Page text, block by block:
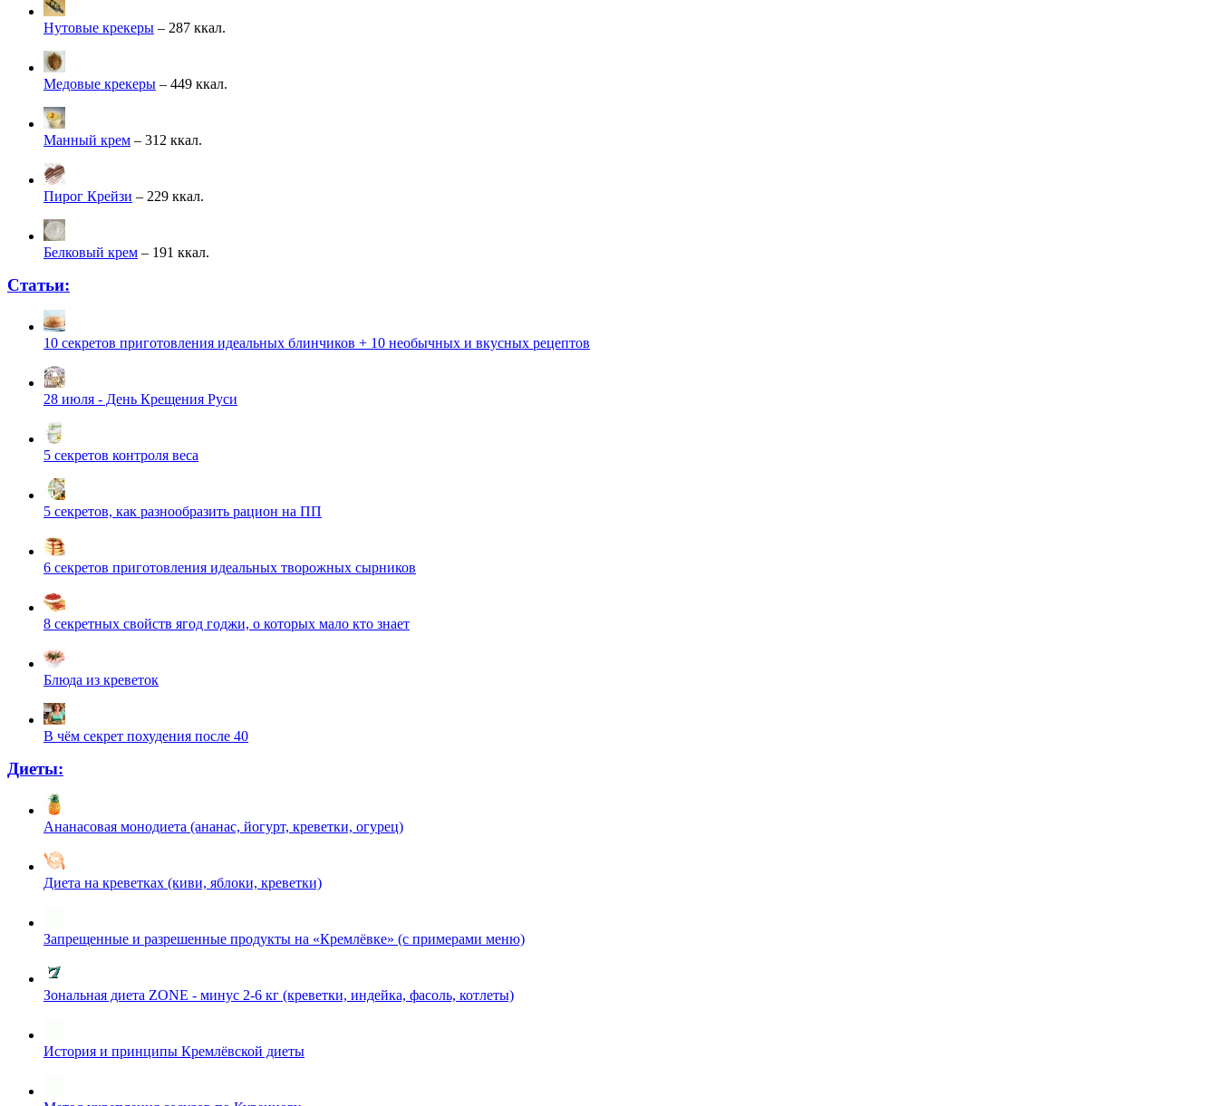
Нутовые крекеры – 287 ккал.
Медовые крекеры – 449 ккал.
Манный крем – 312 ккал.
Пирог Крейзи – 229 ккал.
Белковый крем – 191 ккал.
Статьи:
10 секретов приготовления идеальных блинчиков + 10 необычных и вкусных рецептов
28 июля - День Крещения Руси
5 секретов контроля веса
5 секретов, как разнообразить рацион на ПП
6 секретов приготовления идеальных творожных сырников
8 секретных свойств ягод годжи, о которых мало кто знает
Блюда из креветок
В чём секрет похудения после 40
Диеты:
Ананасовая монодиета (ананас, йогурт, креветки, огурец)
Диета на креветках (киви, яблоки, креветки)
Запрещенные и разрешенные продукты на «Кремлёвке» (с примерами меню)
Зональная диета ZONE - минус 2-6 кг (креветки, индейка, фасоль, котлеты)
История и принципы Кремлёвской диеты